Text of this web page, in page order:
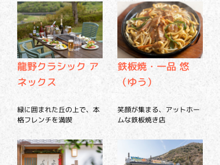
龍野クラシック ア
ネックス
緑に囲まれた丘の上で、本
格フレンチを満喫
鉄板焼・一品 悠
（ゆう）
笑顔が集まる、アットホー
ムな鉄板焼き店